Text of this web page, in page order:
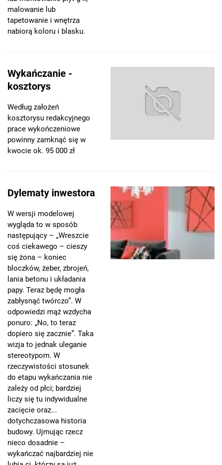
malowanie lub
tapetowanie i wnętrza
nabiorą koloru i blasku.
Wykańczanie -
kosztorys
Według założeń
kosztorysu redakcyjnego
prace wykończeniowe
powinny zamknąć się w
kwocie ok. 95 000 zł
Dylematy inwestora
W wersji modelowej
wygląda to w sposób
następujący – „Wreszcie
coś ciekawego – cieszy
się żona – koniec
bloczków, żeber, zbrojeń,
lania betonu i układania
papy. Teraz będę mogła
zabłysnąć twórczo”. W
odpowiedzi mąż wzdycha
ponuro: „No, to teraz
dopiero się zacznie”. Taka
wizja to jednak uleganie
stereotypom. W
rzeczywistości stosunek
do etapu wykańczania nie
zależy od płci; bardziej
liczy się tu indywidualne
zacięcie oraz...
dotychczasowa historia
budowy. Ujmując rzecz
nieco dosadnie –
wykańczać najbardziej nie